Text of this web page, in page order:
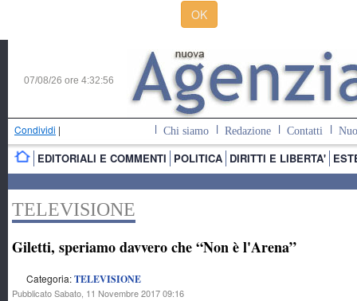
OK
07/08/26 ore 4:32:56
Condividi | Chi siamo Redazione Contatti
EDITORIALI E COMMENTI POLITICA DIRITTI E LIBERTA'
TELEVISIONE
Giletti, speriamo davvero che “Non è l'Arena”
Categoria:TELEVISIONE
Pubblicato Sabato, 11 Novembre 2017 09:16